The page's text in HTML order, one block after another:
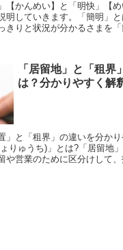
【かんめい】と「明快」【
明していきます。「簡明」
きりと状況が分かるさまを
「居留地」と「租界
は？分かりやすく解
」と「租界」の違いを分か
りゅうち)」とは?「居留地
や営業のために区分けして、